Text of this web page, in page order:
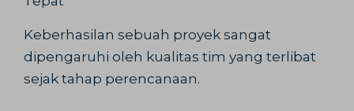
Keberhasilan sebuah proyek sangat
dipengaruhi oleh kualitas tim yang terlibat
sejak tahap perencanaan.